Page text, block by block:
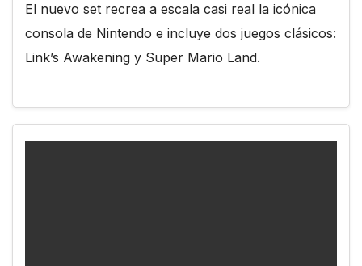
El nuevo set recrea a escala casi real la icónica
consola de Nintendo e incluye dos juegos clásicos:
Link’s Awakening y Super Mario Land.